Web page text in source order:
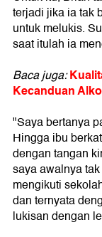
terjadi jika ia tak
untuk melukis.
saat itulah ia
Baca juga:
Kecanduan
"Saya bertanya
Hingga ibu
dengan tangan
saya awalnya
mengikuti
dan ternyata
lukisan dengan